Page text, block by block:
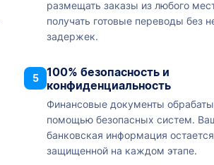
размещать заказы из любого
получать готовые переводы без
задержек.
5
100% безопасность и
конфиденциальность
Финансовые документы
помощью безопасных систем.
банковская информация остается
защищенной на каждом этапе.